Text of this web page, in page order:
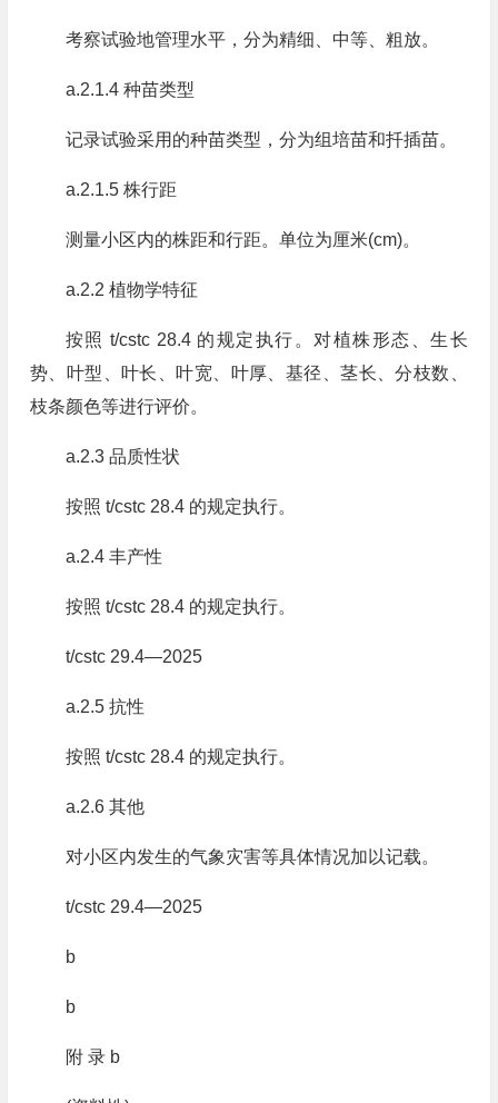
考察试验地管理水平，分为精细、中等、粗放。
a.2.1.4 种苗类型
记录试验采用的种苗类型，分为组培苗和扦插苗。
a.2.1.5 株行距
测量小区内的株距和行距。单位为厘米(cm)。
a.2.2 植物学特征
按照 t/cstc 28.4 的规定执行。对植株形态、生长
势、叶型、叶长、叶宽、叶厚、基径、茎长、分枝数、
枝条颜色等进行评价。
a.2.3 品质性状
按照 t/cstc 28.4 的规定执行。
a.2.4 丰产性
按照 t/cstc 28.4 的规定执行。
t/cstc 29.4—2025
a.2.5 抗性
按照 t/cstc 28.4 的规定执行。
a.2.6 其他
对小区内发生的气象灾害等具体情况加以记载。
t/cstc 29.4—2025
b
b
附 录 b